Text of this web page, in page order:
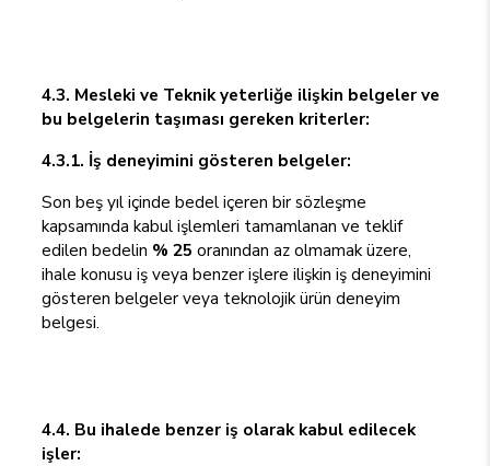
4.3. Mesleki ve Teknik yeterliğe ilişkin belgeler ve
bu belgelerin taşıması gereken kriterler:
4.3.1. İş deneyimini gösteren belgeler:
Son beş yıl içinde bedel içeren bir sözleşme
kapsamında kabul işlemleri tamamlanan ve teklif
edilen bedelin % 25 oranından az olmamak üzere,
ihale konusu iş veya benzer işlere ilişkin iş deneyimini
gösteren belgeler veya teknolojik ürün deneyim
belgesi.
4.4. Bu ihalede benzer iş olarak kabul edilecek
işler: